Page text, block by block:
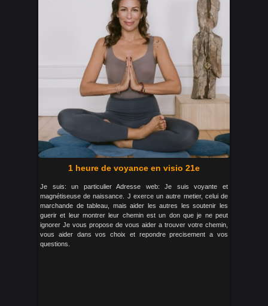
1 heure de voyance en visio 21e
Je suis: un particulier Adresse web: Je suis voyante et
magnétiseuse de naissance. J exerce un autre metier, celui de
marchande de tableau, mais aider les autres les soutenir les
guerir et leur montrer leur chemin est un don que je ne peut
ignorer Je vous propose de vous aider a trouver votre chemin,
vous aider dans vos choix et repondre precisement a vos
questions.